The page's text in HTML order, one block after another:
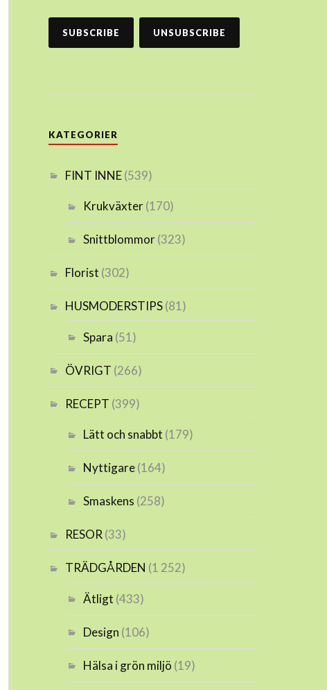
KATEGORIER
FINT INNE(539)
Krukväxter(170)
Snittblommor(323)
Florist (302)
HUSMODERSTIPS(81)
Spara (51)
ÖVRIGT (266)
RECEPT (399)
Lätt och snabbt (179)
Nyttigare(164)
Smaskens (258)
RESOR (33)
TRÄDGÅRDEN (1 252)
Ätligt (433)
Design (106)
Hälsa i grön miljö (19)